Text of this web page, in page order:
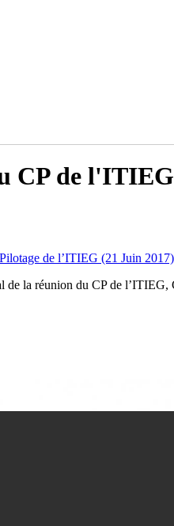
CP de
de l’ITIEG (21 Juin
de la réunion du CP de